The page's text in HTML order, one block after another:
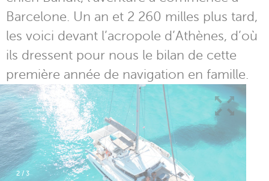
Barcelone. Un an et 2 260 milles plus tard,
les voici devant l’acropole d’Athènes, d’où
ils dressent pour nous le bilan de cette
première année de navigation en famille.
2 / 3